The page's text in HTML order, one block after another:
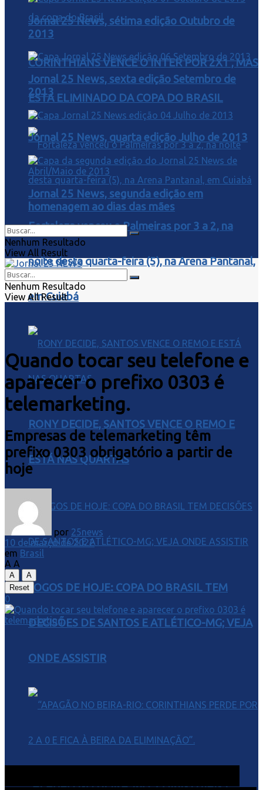
CORINTHIANS VENCE O INTER POR 2X1 , MAS
ESTA ELIMINADO DA COPA DO BRASIL
Fortaleza venceu o Palmeiras por 3 a 2, na
noite desta quarta-feira (5), na Arena Pantanal,
em Cuiabá
RONY DECIDE, SANTOS VENCE O REMO E
ESTÁ NAS QUARTAS
JOGOS DE HOJE: COPA DO BRASIL TEM
DECISÕES DE SANTOS E ATLÉTICO-MG; VEJA
ONDE ASSISTIR
“APAGÃO NO BEIRA-RIO: CORINTHIANS
Jornal 25 News, sétima edição Outubro de
2013
Jornal 25 News, sexta edição Setembro de
2013
Jornal 25 News, quarta edição Julho de 2013
Jornal 25 News, segunda edição em
homenagem ao dias das mães
Nenhum Resultado
View All Result
Nenhum Resultado
View All Result
Quando tocar seu telefone e
aparecer o prefixo 0303 é
telemarketing.
Empresas de telemarketing têm
prefixo 0303 obrigatório a partir de
hoje
por 25news
10 de março de 2022
em Brasil
A A
A
A
Reset
0